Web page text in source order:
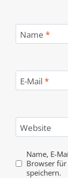
Name *
E-Mail *
Website
Name, E-
Browser
speichern.